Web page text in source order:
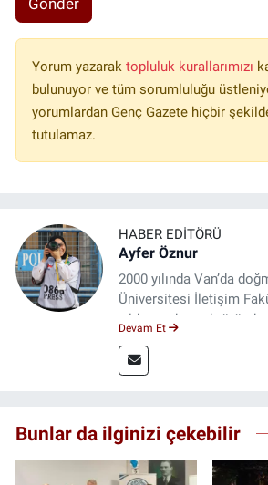
Gönder
Yorum yazarak topluluk kurallarımızı
bulunuyor ve tüm sorumluluğu
yorumlardan Genç Gazete hiçbir
tutulamaz.
HABER EDITÖRÜ
Ayfer Öznur
2000 yılında Van’da
Üniversitesi İletişim
yıldır medya sektöründe
Devam Et
Bunlar da ilginizi çekebilir